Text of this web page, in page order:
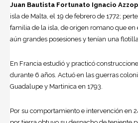
Juan Bautista Fortunato Ignacio
isla de Malta, el 19 de febrero de 1772;
familia de la isla, de origen romano que en
aún grandes posesiones y tenían una
En Francia estudió y practicó
durante 6 años. Actuó en las guerras
Guadalupe y Martinica en 1793.
Por su comportamiento e intervención en